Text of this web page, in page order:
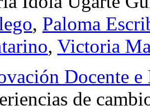
, Paloma
, Victoria
Docente
de